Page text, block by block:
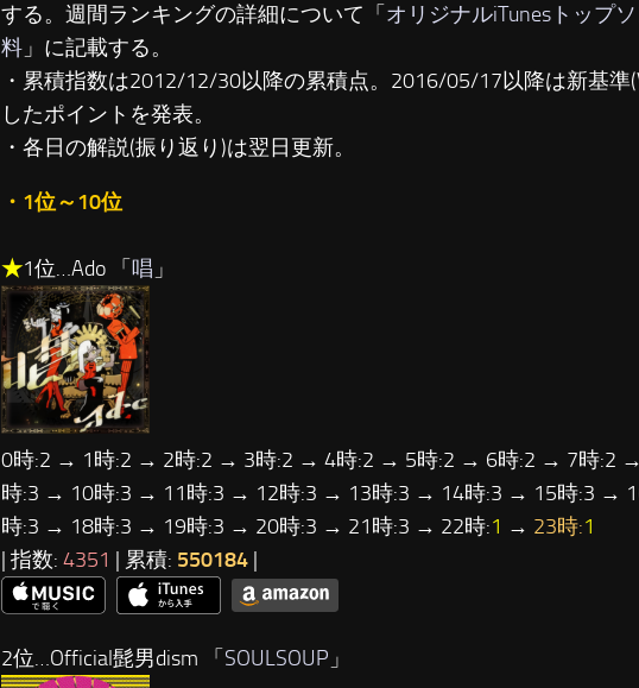
する。週間ランキングの詳細について「 オリジナルiTunesトップ
料 」に記載する。
・累積指数は2012/12/30以降の累積点。2016/05/17以降は新基準
したポイントを発表。
・各日の解説(振り返り)は翌日更新。
・1位～10位
★1位…Ado 「 唱 」
0時:2 → 1時:2 → 2時:2 → 3時:2 → 4時:2 → 5時:2 → 6時:2 → 7時:2
時:3 → 10時:3 → 11時:3 → 12時:3 → 13時:3 → 14時:3 → 15時:3 →
時:3 → 18時:3 → 19時:3 → 20時:3 → 21時:3 → 22時:1 → 23時:1
| 指数: 4351 | 累積: 550184 |
2位…Official髭男dism 「 SOULSOUP 」